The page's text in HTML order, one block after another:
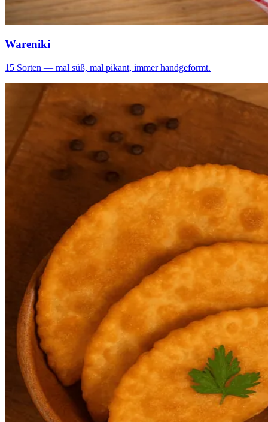
Wareniki
15 Sorten — mal süß, mal pikant, immer handgeformt.